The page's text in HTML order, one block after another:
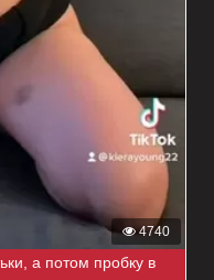
4740
а потом пробку в